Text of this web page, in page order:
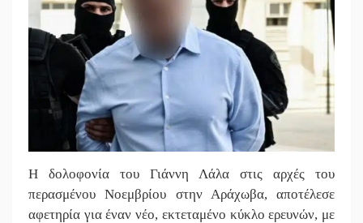
||
|| Και ο Π.
|| Εντολή
|| Στον
||
Η δολοφονία του Γιάννη Λάλα στις αρχές του
περασμένου Νοεμβρίου στην Αράχωβα, αποτέλεσε
αφετηρία για έναν νέο, εκτεταμένο κύκλο ερευνών, με